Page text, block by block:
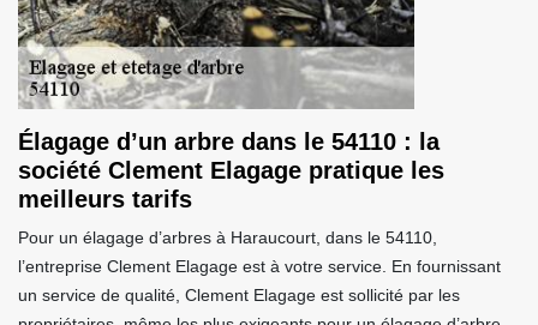
Élagage d’un arbre dans le 54110 : la
société Clement Elagage pratique les
meilleurs tarifs
Pour un élagage d’arbres à Haraucourt, dans le 54110,
l’entreprise Clement Elagage est à votre service. En fournissant
un service de qualité, Clement Elagage est sollicité par les